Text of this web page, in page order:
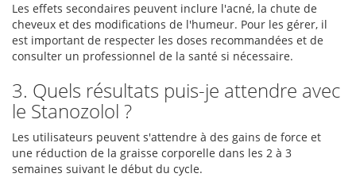
Les effets secondaires peuvent inclure l'acné, la chute de
cheveux et des modifications de l'humeur. Pour les gérer, il
est important de respecter les doses recommandées et de
consulter un professionnel de la santé si nécessaire.
3. Quels résultats puis-je attendre avec
le Stanozolol ?
Les utilisateurs peuvent s'attendre à des gains de force et
une réduction de la graisse corporelle dans les 2 à 3
semaines suivant le début du cycle.